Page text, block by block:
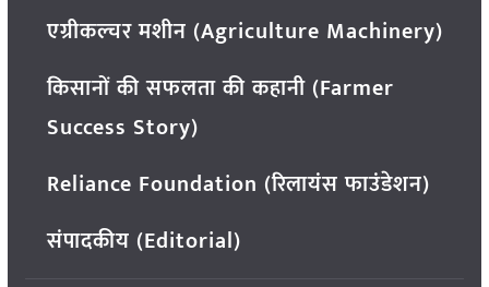
एग्रीकल्चर मशीन (Agriculture Machinery)
किसानों की सफलता की कहानी (Farmer
Success Story)
Reliance Foundation (रिलायंस फाउंडेशन)
संपादकीय (Editorial)